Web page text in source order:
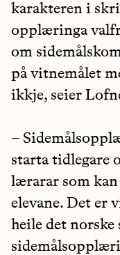
karakteren i
opplæringa
om
på vitnemålet
ikkje, seier
–
starta tidlegare
lærarar som kan
elevane. Det er
heile det norske